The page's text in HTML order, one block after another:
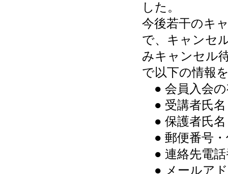
した。
今後若干のキ
で、キャンセ
みキャンセル
で以下の情報
● 会員入会の
● 受講者氏名
● 保護者氏名
● 郵便番号・
● 連絡先電話
● メールア